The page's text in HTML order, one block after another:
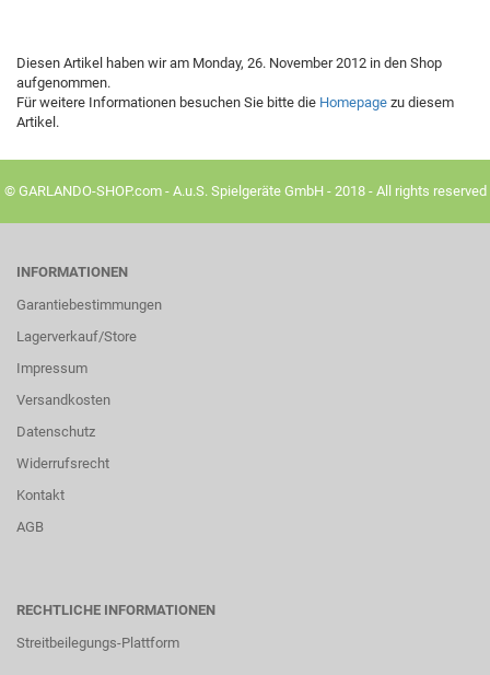
Diesen Artikel haben wir am Monday, 26. November 2012 in den Shop
aufgenommen.
Für weitere Informationen besuchen Sie bitte die Homepage zu diesem
Artikel.
© GARLANDO-SHOP.com - A.u.S. Spielgeräte GmbH - 2018 - All rights reserved
INFORMATIONEN
Garantiebestimmungen
Lagerverkauf/Store
Impressum
Versandkosten
Datenschutz
Widerrufsrecht
Kontakt
AGB
RECHTLICHE INFORMATIONEN
Streitbeilegungs-Plattform